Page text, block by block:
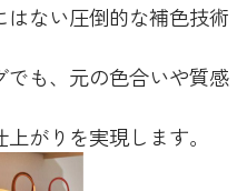
ない圧倒的な補色技術
も、元の色合いや質感
がりを実現します。